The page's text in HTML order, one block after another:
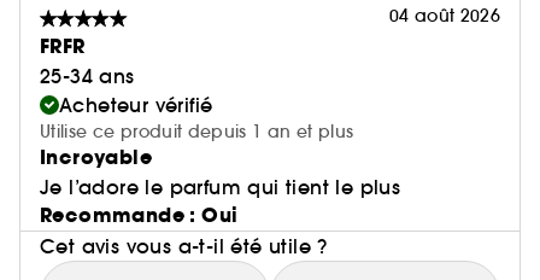
04 août 2026
FRFR
25-34 ans
Acheteur vérifié
Utilise ce produit depuis 1 an et plus
Incroyable
Je l’adore le parfum qui tient le plus
Recommande : Oui
Cet avis vous a-t-il été utile ?